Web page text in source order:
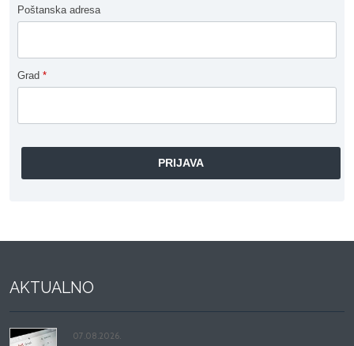
Poštanska adresa
Grad *
AKTUALNO
07.08.2026.